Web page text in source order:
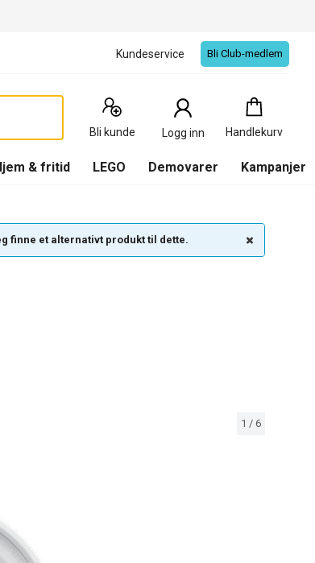
Kundeservice Bli Club-medlem
Bli kunde Logg inn Handlekurv
Handlekurv
0
Produkter
& fritid LEGO Demovarer Kampanjer
finne et alternativt produkt til dette.
1 / 6